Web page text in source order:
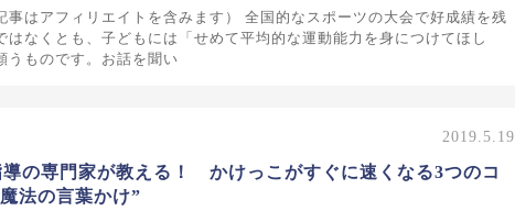
事はアフィリエイトを含みます） 全国的なスポーツの大会で好成績を残
はなくとも、子どもには「せめて平均的な運動能力を身につけてほし
うものです。お話を聞い
2019.5.19
導の専門家が教える！ かけっこがすぐに速くなる3つのコ
法の言葉かけ”